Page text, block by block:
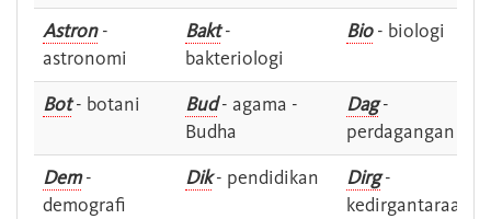
Astron-
astronomi
Bakt-
bakteriologi
Bio- biologi
Bot- botani Bud- agama -
Budha
Dag-
perdagangan
Dem-
demografi
Dik- pendidikan Dirg-
kedirgantaraan